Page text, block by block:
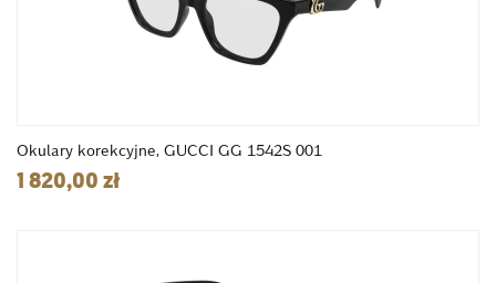
Okulary korekcyjne, GUCCI GG 1542S 001
1 820,00 zł